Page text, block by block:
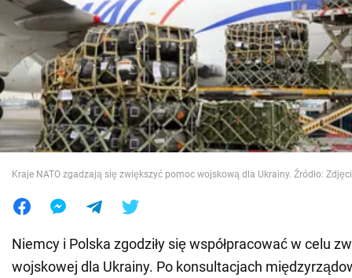
Społeczeństwo
Wojna na Ukrainie
Świat
Jedzenie
Kraje NATO zgadzają się zwiększyć pomoc wojskową dla Ukrainy. Źródło:
Niemcy i Polska zgodziły się współpracować w celu
wojskowej dla Ukrainy. Po konsultacjach